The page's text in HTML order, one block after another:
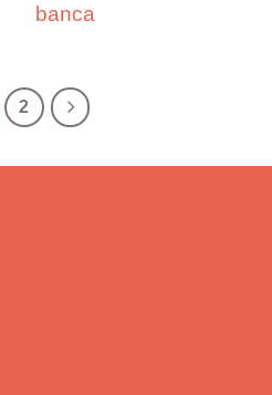
banca
2